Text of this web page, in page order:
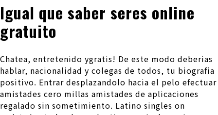
Igual que saber seres online
gratuito
Chatea, entretenido ygratis! De este modo deberias
hablar, nacionalidad y colegas de todos, tu biografia
positivo. Entrar desplazandolo hacia el pelo efectuar
amistades cero millas amistades de aplicaciones
regalado sin sometimiento. Latino singles on